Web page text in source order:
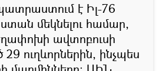
է Իլ-76
մեկնելու համար,
ավտոբուսի
ուղևորներին, ինչպես